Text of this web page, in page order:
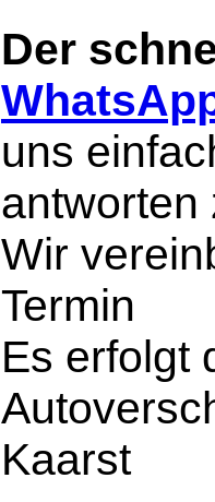
Der
uns
antworten
Wir
Termin
Es erfolgt
Kaarst